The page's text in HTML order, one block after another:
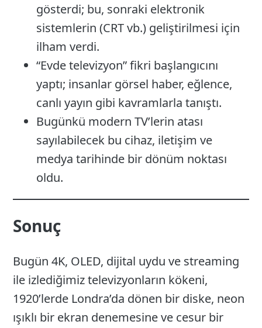
gösterdi; bu, sonraki elektronik
sistemlerin (CRT vb.) geliştirilmesi için
ilham verdi.
“Evde televizyon” fikri başlangıcını
yaptı; insanlar görsel haber, eğlence,
canlı yayın gibi kavramlarla tanıştı.
Bugünkü modern TV’lerin atası
sayılabilecek bu cihaz, iletişim ve
medya tarihinde bir dönüm noktası
oldu.
Sonuç
Bugün 4K, OLED, dijital uydu ve streaming
ile izlediğimiz televizyonların kökeni,
1920’lerde Londra’da dönen bir diske, neon
ışıklı bir ekran denemesine ve cesur bir